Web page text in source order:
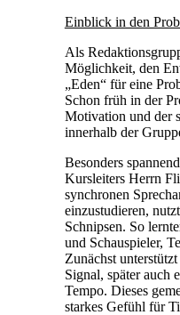
Einblick in den
Als
Möglichkeit, den
„Eden“ für eine
Schon früh in der
Motivation und der
innerhalb der
Besonders
Kursleiters Herrn
synchronen
einzustudieren,
Schnipsen. So
und Schauspieler,
Zunächst
Signal, später auch
Tempo. Dieses
starkes Gefühl für